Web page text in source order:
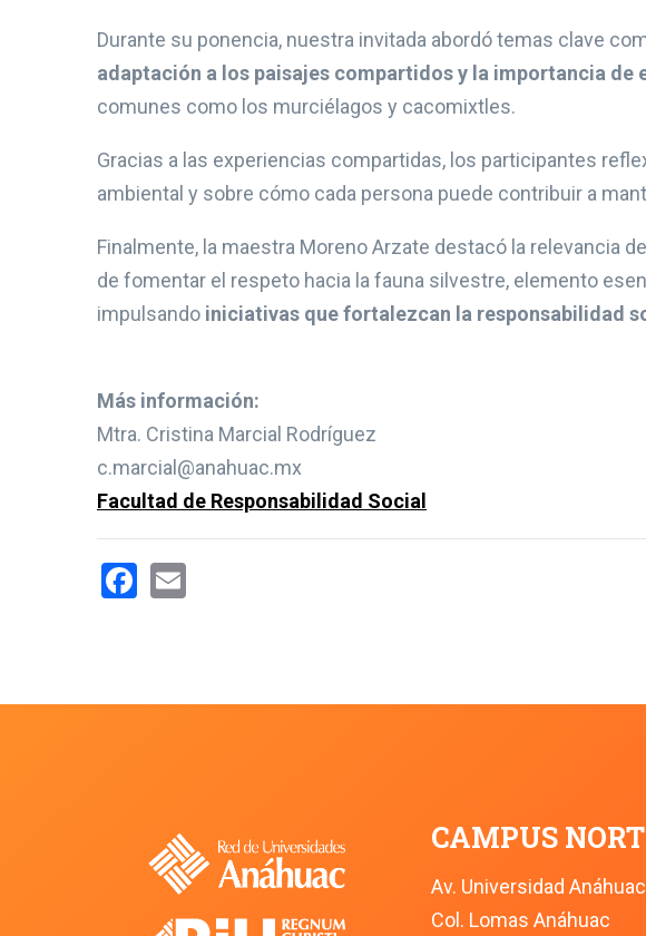
Durante su ponencia, nuestra invitada abordó temas clave
adaptación a los paisajes compartidos y la importancia de
comunes como los murciélagos y cacomixtles.
Gracias a las experiencias compartidas, los participantes
ambiental y sobre cómo cada persona puede contribuir a
Finalmente, la maestra Moreno Arzate destacó la relevancia
de fomentar el respeto hacia la fauna silvestre, elemento
impulsando iniciativas que fortalezcan la responsabilidad
Más información:
Mtra. Cristina Marcial Rodríguez
c.marcial@anahuac.mx
Facultad de Responsabilidad Social
Facebook
CAMPUS
Av. Universidad
Col. Lomas Anáhuac